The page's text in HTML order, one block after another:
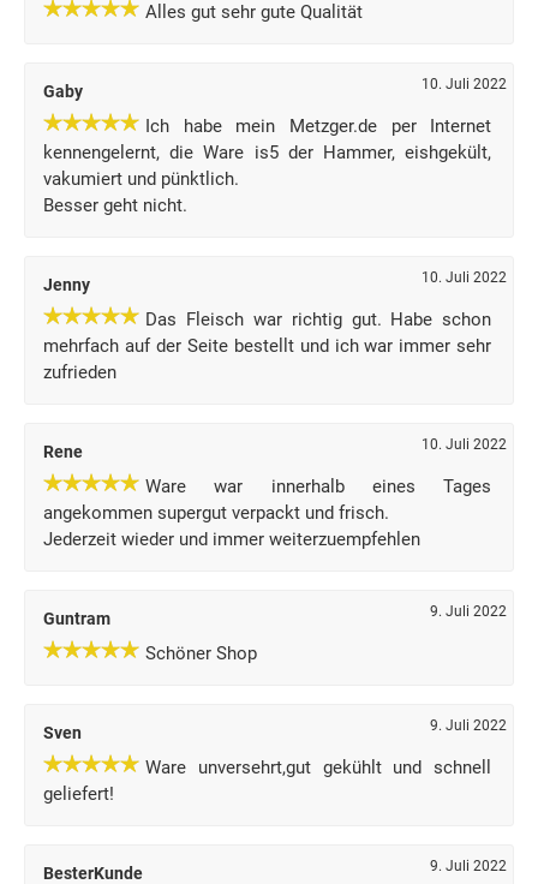
Alles gut sehr gute Qualität
Gaby 10. Juli 2022
Ich habe mein Metzger.de per Internet
kennengelernt, die Ware is5 der Hammer, eishgekült,
vakumiert und pünktlich.
Besser geht nicht.
Jenny 10. Juli 2022
Das Fleisch war richtig gut. Habe schon
mehrfach auf der Seite bestellt und ich war immer sehr
zufrieden
Rene 10. Juli 2022
Ware war innerhalb eines Tages
angekommen supergut verpackt und frisch.
Jederzeit wieder und immer weiterzuempfehlen
Guntram 9. Juli 2022
Schöner Shop
Sven 9. Juli 2022
Ware unversehrt,gut gekühlt und schnell
geliefert!
BesterKunde 9. Juli 2022